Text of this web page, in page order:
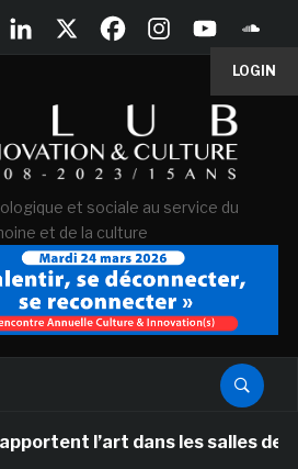
LOGIN
et sociale au service du
et de la culture
l’art dans les salles de